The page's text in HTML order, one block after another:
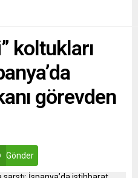
koltukları
görevden
Gönder